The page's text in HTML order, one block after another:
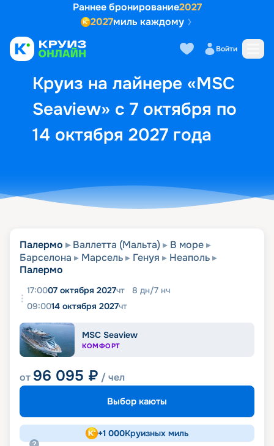
Раннее бронирование2027
2027миль каждому
Войти
Круиз на лайнере «MSC
Seaview» с 7 октября по
14 октября 2027 года
Выбор кают Маршрут и
Палермо Валлетта (Мальта)
В море
Барселона
Марсель Генуя
Неаполь
Палермо
17:0007 октября 2027чт 8 дн/7 нч
09:0014 октября 2027чт
MSC Seaview
КОМФОРТ
от 96 095 ₽ / чел
Выбор каюты
+1 000Круизных миль